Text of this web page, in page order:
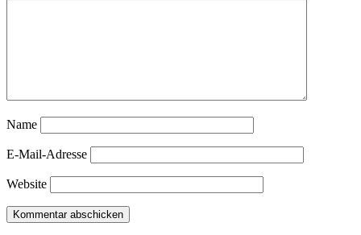
Name
E-Mail-Adresse
Website